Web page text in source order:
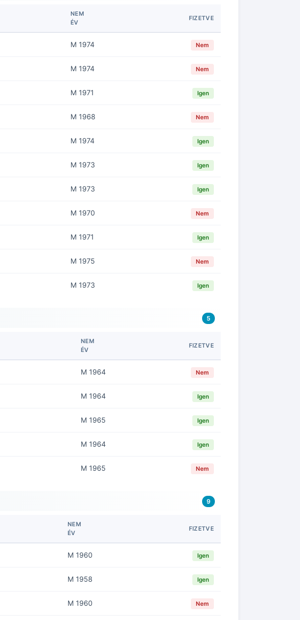
NEM
ÉV
FIZETVE
M 1974 Nem
M 1974 Nem
M 1971 Igen
M 1968 Nem
M 1974 Igen
M 1973 Igen
M 1973 Igen
M 1970 Nem
M 1971 Igen
M 1975 Nem
M 1973 Igen
5
NEM
ÉV
FIZETVE
M 1964 Nem
M 1964 Igen
M 1965 Igen
M 1964 Igen
M 1965 Nem
9
NEM
ÉV
FIZETVE
M 1960 Igen
M 1958 Igen
M 1960 Nem